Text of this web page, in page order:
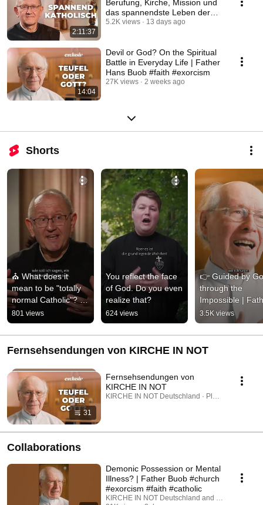
2:11:37
Berufung, Kirche, Mission und
das spannendste Leben der
Welt #katholisch
5.2K views 13 days ago
14:04
Devil or God? On the Spiritual
Battle in Everyday Life | Father
Hans Buob #faith #exorcism
27K views 2 weeks ago
Shorts
⛪ What does it
mean to be "totally
normal Catholic"? |
Father Karl Wallner
801 views
You reflect the face
of God. Do you even
realize that?
624 views
👉 Guided by
through the
Impossible |
Buob
3.5K views
Fernsehsendungen von KIRCHE IN NOT
31
Fernsehsendungen von
KIRCHE IN NOT
KIRCHE IN NOT Deutschland · Playlist
Collaborations
Demonic Possession or Mental
Illness? | Father Buob #church
#exorcism #faith #catholic
KIRCHE IN NOT Deutschland and St. Ulrich